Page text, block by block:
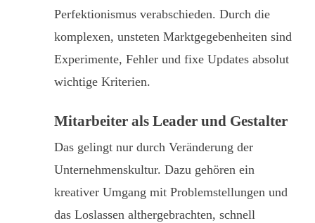
Perfektionismus verabschieden. Durch die
komplexen, unsteten Marktgegebenheiten sind
Experimente, Fehler und fixe Updates absolut
wichtige Kriterien.
Mitarbeiter als Leader und Gestalter
Das gelingt nur durch Veränderung der
Unternehmenskultur. Dazu gehören ein
kreativer Umgang mit Problemstellungen und
das Loslassen althergebrachten, schnell